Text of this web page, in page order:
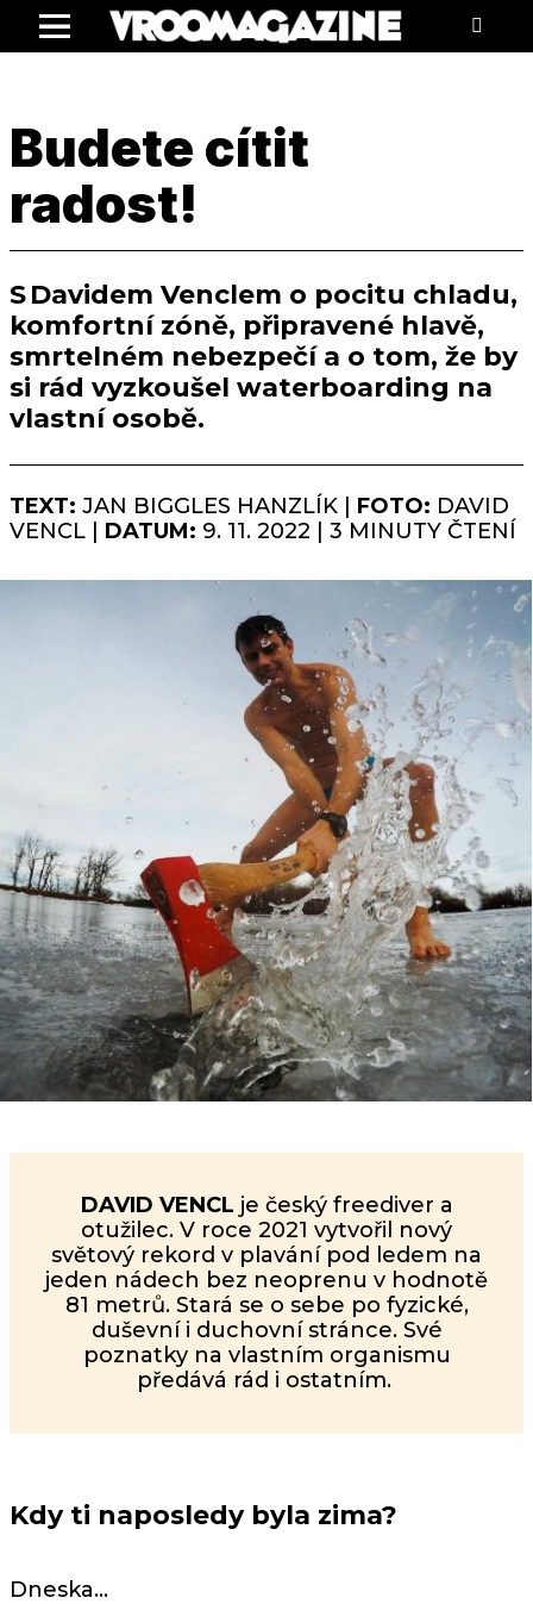
Menu
Budete cítit
radost!
S Davidem Venclem o pocitu chladu,
komfortní zóně, připravené hlavě,
smrtelném nebezpečí a o tom, že by
si rád vyzkoušel waterboarding na
vlastní osobě.
TEXT: JAN BIGGLES HANZLÍK | FOTO: DAVID
VENCL | DATUM: 9. 11. 2022 | 3 MINUTY ČTENÍ
DAVID VENCL je český freediver a
otužilec. V roce 2021 vytvořil nový
světový rekord v plavání pod ledem na
jeden nádech bez neoprenu v hodnotě
81 metrů. Stará se o sebe po fyzické,
duševní i duchovní stránce. Své
poznatky na vlastním organismu
předává rád i ostatním.
Kdy ti naposledy byla zima?
Dneska…